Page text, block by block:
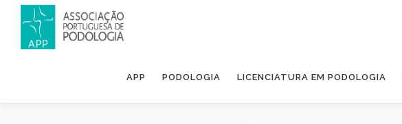
APP PODOLOGIA LICENCIATURA EM PODOLOGIA